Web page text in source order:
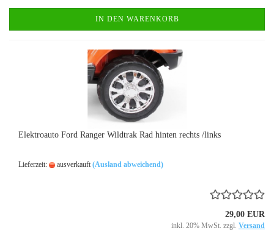
IN DEN WARENKORB
Elektroauto Ford Ranger Wildtrak Rad hinten rechts /links
Lieferzeit: ausverkauft (Ausland abweichend)
29,00 EUR
inkl. 20% MwSt. zzgl. Versand